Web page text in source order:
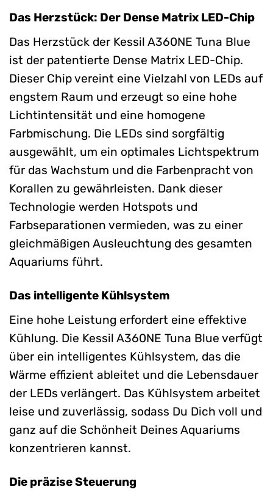
Das Herzstück: Der Dense Matrix LED-Chip
Das Herzstück der Kessil A360NE Tuna Blue
ist der patentierte Dense Matrix LED-Chip.
Dieser Chip vereint eine Vielzahl von LEDs auf
engstem Raum und erzeugt so eine hohe
Lichtintensität und eine homogene
Farbmischung. Die LEDs sind sorgfältig
ausgewählt, um ein optimales Lichtspektrum
für das Wachstum und die Farbenpracht von
Korallen zu gewährleisten. Dank dieser
Technologie werden Hotspots und
Farbseparationen vermieden, was zu einer
gleichmäßigen Ausleuchtung des gesamten
Aquariums führt.
Das intelligente Kühlsystem
Eine hohe Leistung erfordert eine effektive
Kühlung. Die Kessil A360NE Tuna Blue verfügt
über ein intelligentes Kühlsystem, das die
Wärme effizient ableitet und die Lebensdauer
der LEDs verlängert. Das Kühlsystem arbeitet
leise und zuverlässig, sodass Du Dich voll und
ganz auf die Schönheit Deines Aquariums
konzentrieren kannst.
Die präzise Steuerung